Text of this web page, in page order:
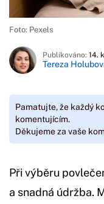
Foto: Pexels
Publikováno: 14.
Tereza
Pamatujte, že každý
komentujícím.
Děkujeme za vaše
Při výběru
a snadná údržba.